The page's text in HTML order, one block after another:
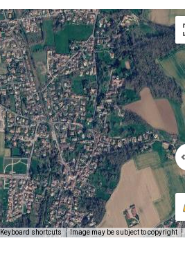
Keyboard shortcuts Image may be subject to copyright